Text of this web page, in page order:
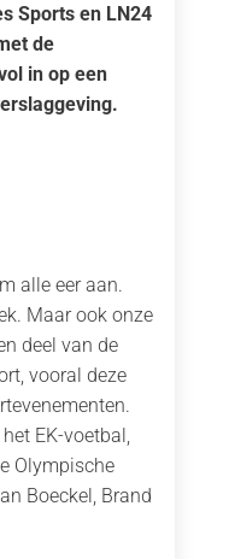
Sports en LN24
de
in op een
alle eer aan.
Maar ook onze
deel van de
vooral deze
EK-voetbal,
Olympische
Boeckel, Brand